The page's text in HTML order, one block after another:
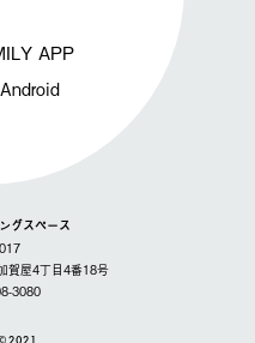
APP
Android
グスペース
賀屋4丁目4番18号
3080